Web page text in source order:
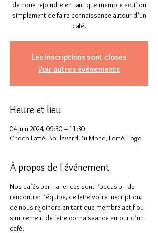
de nous rejoindre en tant que membre actif ou
simplement de faire connaissance autour d’un
café.
Les inscriptions sont closes
Voir autres événements
Heure et lieu
04 juin 2024, 09:30 – 11:30
Choco-Latté, Boulevard Du Mono, Lomé, Togo
À propos de l'événement
Nos cafés permanences sont l’occasion de
rencontrer l’équipe, de faire votre inscription,
de nous rejoindre en tant que membre actif ou
simplement de faire connaissance autour d’un
café.